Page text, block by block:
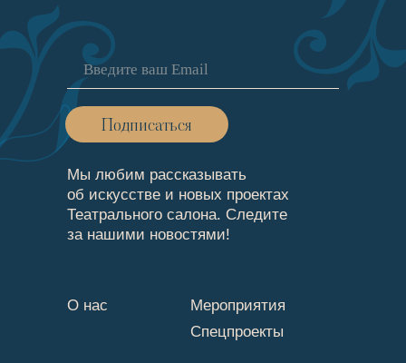
Мы любим рассказывать
об искусстве и новых проектах
Театрального cалона. Следите
за нашими новостями!
Подписаться
Мероприятия
О нас
Спецпроекты